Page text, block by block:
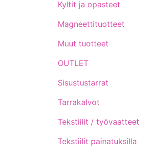
Kyltit ja opasteet
Magneettituotteet
Muut tuotteet
OUTLET
Sisustustarrat
Tarrakalvot
Tekstiilit / työvaatteet
Tekstiilit painatuksilla